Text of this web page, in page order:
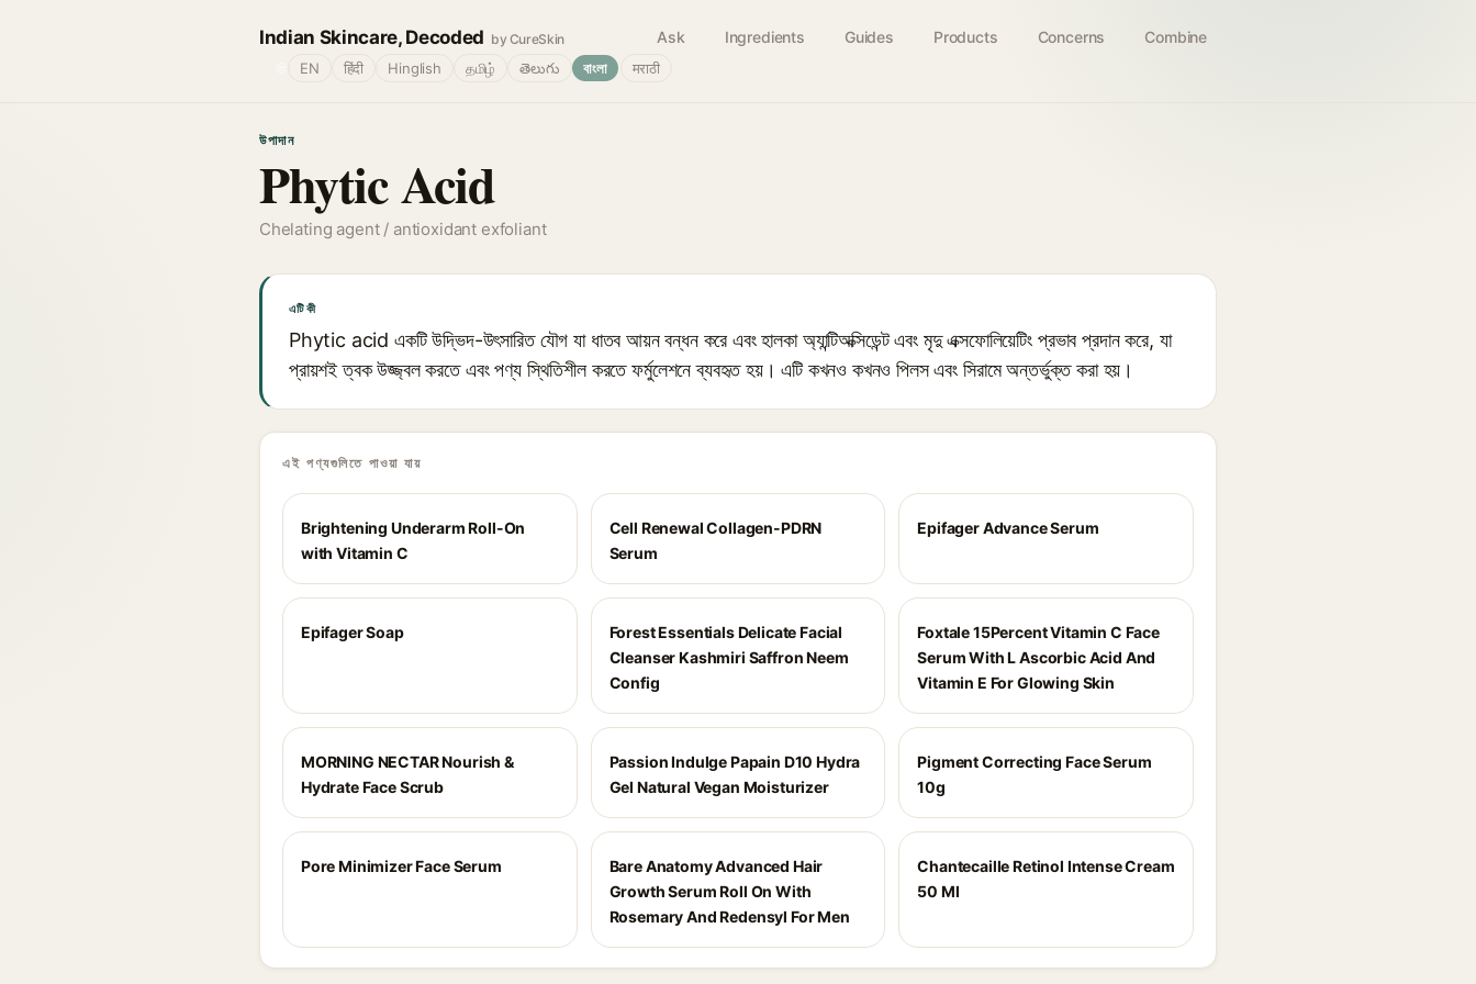
Indian Skincare, Decoded by CureSkin Ask Ingredients Guides Products Concerns Combine
EN हिंदी Hinglish தமிழ் తెలుగు বাংলা मराठी
উপাদান
Phytic Acid
Chelating agent / antioxidant exfoliant
এটি কী
Phytic acid একটি উদ্ভিদ-উৎসারিত যৌগ যা ধাতব আয়ন বন্ধন করে এবং হালকা অ্যান্টিঅক্সিডেন্ট এবং মৃদু এক্সফোলিয়েটিং প্রভাব প্রদান করে, যা
প্রায়শই ত্বক উজ্জ্বল করতে এবং পণ্য স্থিতিশীল করতে ফর্মুলেশনে ব্যবহৃত হয়। এটি কখনও কখনও পিলস এবং সিরামে অন্তর্ভুক্ত করা হয়।
এই পণ্যগুলিতে পাওয়া যায়
Brightening Underarm Roll-On
with Vitamin C
Cell Renewal Collagen-PDRN
Serum
Epifager Advance Serum
Epifager Soap
Forest Essentials Delicate Facial
Cleanser Kashmiri Saffron Neem
Config
Foxtale 15Percent Vitamin C Face
Serum With L Ascorbic Acid And
Vitamin E For Glowing Skin
MORNING NECTAR Nourish &
Hydrate Face Scrub
Passion Indulge Papain D10 Hydra
Gel Natural Vegan Moisturizer
Pigment Correcting Face Serum
10g
Pore Minimizer Face Serum
Bare Anatomy Advanced Hair
Growth Serum Roll On With
Rosemary And Redensyl For Men
Chantecaille Retinol Intense Cream
50 Ml